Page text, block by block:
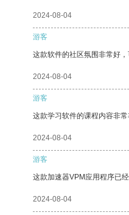
2024-08-04
游客
这款软件的社区氛围非常好
2024-08-04
游客
这款学习软件的课程内容非
2024-08-04
游客
这款加速器VPM应用程序已
2024-08-04